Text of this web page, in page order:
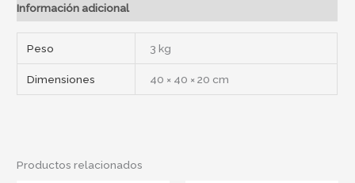
Información adicional
Peso 3 kg
Dimensiones 40 × 40 × 20 cm
Productos relacionados